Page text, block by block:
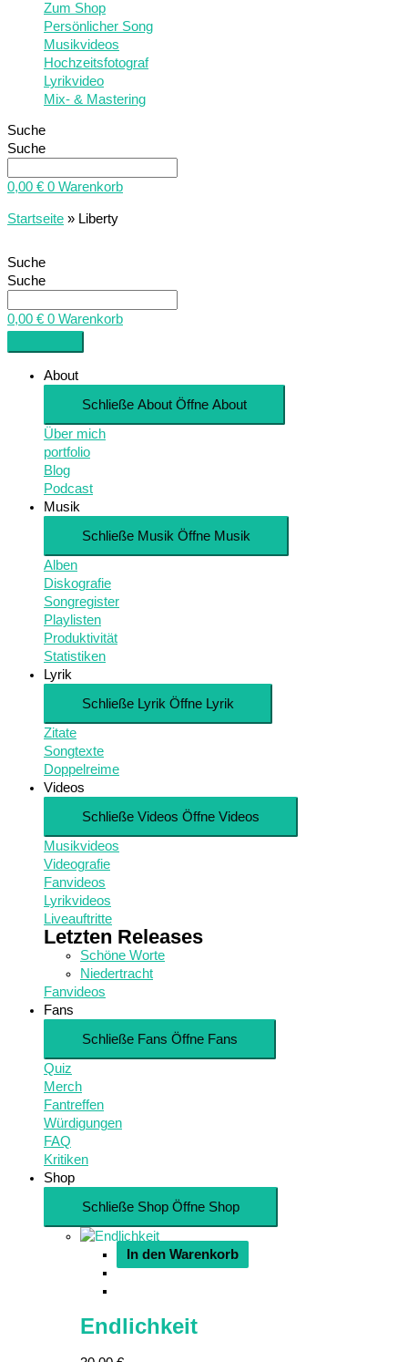
Zum Shop
Persönlicher Song
Musikvideos
Hochzeitsfotograf
Lyrikvideo
Mix- & Mastering
Suche
Suche
0,00 € 0 Warenkorb
Startseite » Liberty
Suche
Suche
0,00 € 0 Warenkorb
About
Schließe About Öffne About
Über mich
portfolio
Blog
Podcast
Musik
Schließe Musik Öffne Musik
Alben
Diskografie
Songregister
Playlisten
Produktivität
Statistiken
Lyrik
Schließe Lyrik Öffne Lyrik
Zitate
Songtexte
Doppelreime
Videos
Schließe Videos Öffne Videos
Musikvideos
Videografie
Fanvideos
Lyrikvideos
Liveauftritte
Letzten Releases
Schöne Worte
Niedertracht
Fanvideos
Fans
Schließe Fans Öffne Fans
Quiz
Merch
Fantreffen
Würdigungen
FAQ
Kritiken
Shop
Schließe Shop Öffne Shop
In den Warenkorb
Endlichkeit